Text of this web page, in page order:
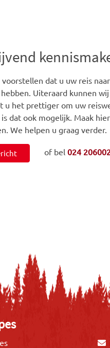
dat u uw reis
Uiteraard kunnen
u het prettiger om uw
dat ook mogelijk. Maak
We helpen u graag verder.
of bel 024